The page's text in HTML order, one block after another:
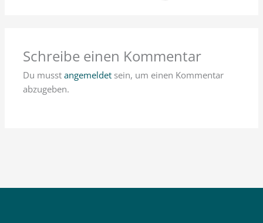
Schreibe einen Kommentar
Du musstangemeldet sein, um einen Kommentar
abzugeben.